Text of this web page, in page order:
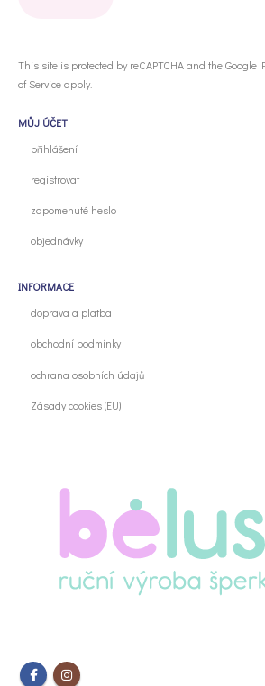
This site is protected by reCAPTCHA and the Google
of Serviceapply.
MŮJ ÚČET
přihlášení
registrovat
zapomenuté heslo
objednávky
INFORMACE
doprava a platba
obchodní podmínky
ochrana osobních údajů
Zásady cookies (EU)